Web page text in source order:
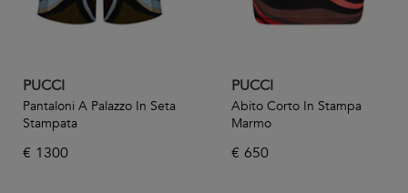
PUCCI
Pantaloni A Palazzo In Seta
Stampata
€ 1300
PUCCI
Abito Corto In Stampa
Marmo
€ 650